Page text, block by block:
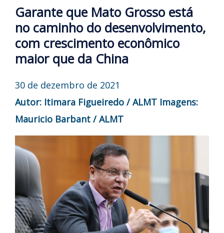
Garante que Mato Grosso está
no caminho do desenvolvimento,
com crescimento econômico
maior que da China
30 de dezembro de 2021
Autor: Itimara Figueiredo / ALMT Imagens:
Mauricio Barbant / ALMT